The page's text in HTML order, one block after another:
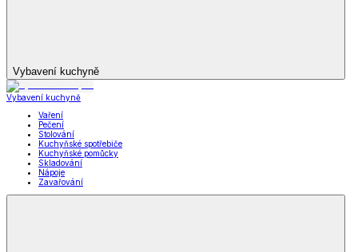
Vybavení kuchyně
Vybavení kuchyně
Vaření
Pečení
Stolování
Kuchyňské spotřebiče
Kuchyňské pomůcky
Skladování
Nápoje
Zavařování